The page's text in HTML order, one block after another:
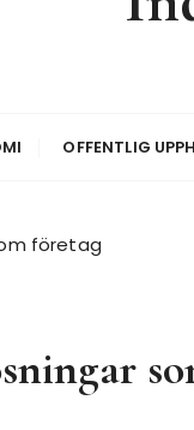
OFFENTLIG
företag